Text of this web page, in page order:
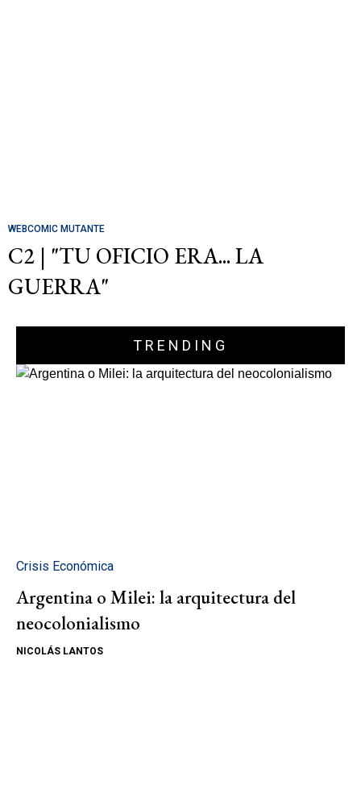
WEBCOMIC MUTANTE
C2 | "TU OFICIO ERA... LA
GUERRA"
TRENDING
Crisis Económica
Argentina o Milei: la arquitectura del
neocolonialismo
NICOLÁS LANTOS